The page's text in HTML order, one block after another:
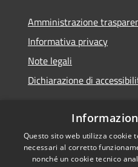
Amministrazione
Informativa privacy
Note legali
Dichiarazione di
RSS
Accessibilità
Questo sito web utilizza cookie
necessari al corretto
nonché un cookie tecnico